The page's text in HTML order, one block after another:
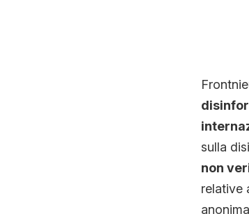
sulla
non
relative